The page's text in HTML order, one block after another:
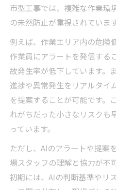
市型工事では、複雑な作業環
の未然防止が重視されています
例えば、作業エリア内の危険
作業員にアラートを発信する
故発生率が低下しています。
進捗や異常発生をリアルタイ
を提案することが可能です。
れがちだった小さなリスクも
っています。
ただし、AIのアラートや提案
場スタッフの理解と協力が不
初期には、AIの判断基準やリ